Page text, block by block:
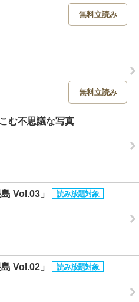
無料立読み
無料立読み
む不思議な写真
Vol.03」
Vol.02」